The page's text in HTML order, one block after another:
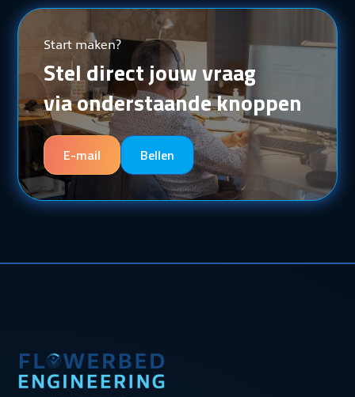
Start maken?
Stel direct jouw vraag
via onderstaande knoppen
E-mail Bellen